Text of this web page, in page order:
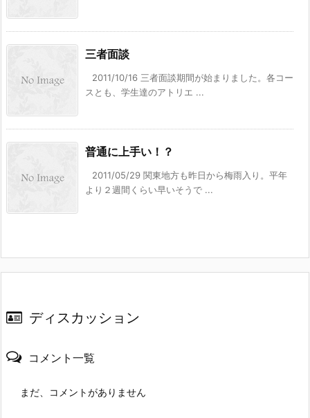
三者面談
2011/10/16 三者面談期間が始まりました。各コー
スとも、学生達のアトリエ ...
普通に上手い！？
2011/05/29 関東地方も昨日から梅雨入り。平年
より２週間くらい早いそうで ...
ディスカッション
コメント一覧
まだ、コメントがありません